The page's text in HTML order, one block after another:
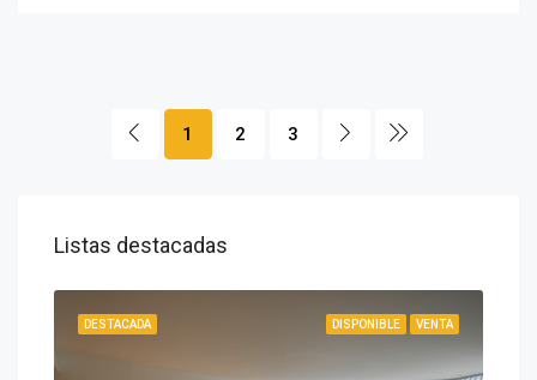
1 2 3
Listas destacadas
DISPONIBLE VENTA
DESTACADA